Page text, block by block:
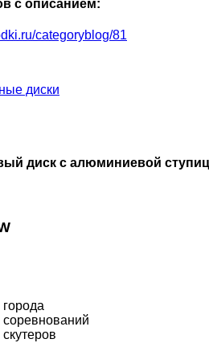
с описанием:
categoryblog/81
диски
диск с алюминиевой
соревнований